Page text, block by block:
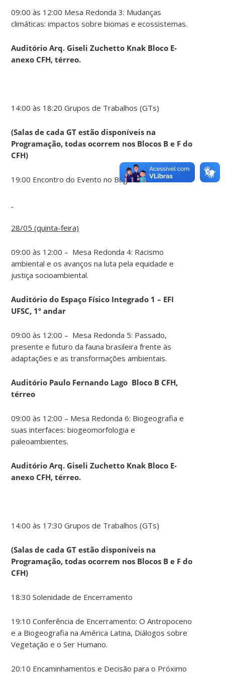
09:00 às 12:00 Mesa Redonda 3: Mudanças
climáticas: impactos sobre biomas e ecossistemas.
Auditório Arq. Giseli Zuchetto Knak Bloco E-
anexo CFH, térreo.
14:00 às 18:20 Grupos de Trabalhos (GTs)
(Salas de cada GT estão disponíveis na
Programação, todas ocorrem nos Blocos B e F do
CFH)
19:00 Encontro do Evento no Bugio Trindade.
28/05 (quinta-feira)
09:00 às 12:00 – Mesa Redonda 4: Racismo
ambiental e os avanços na luta pela equidade e
justiça socioambiental.
Auditório do Espaço Físico Integrado 1 – EFI
UFSC, 1º andar
09:00 às 12:00 – Mesa Redonda 5: Passado,
presente e futuro da fauna brasileira frente às
adaptações e as transformações ambientais.
Auditório Paulo Fernando Lago Bloco B CFH,
térreo
09:00 às 12:00 – Mesa Redonda 6: Biogeografia e
suas interfaces: biogeomorfologia e
paleoambientes.
Auditório Arq. Giseli Zuchetto Knak Bloco E-
anexo CFH, térreo.
14:00 às 17:30 Grupos de Trabalhos (GTs)
(Salas de cada GT estão disponíveis na
Programação, todas ocorrem nos Blocos B e F do
CFH)
18:30 Solenidade de Encerramento
19:10 Conferência de Encerramento: O Antropoceno
e a Biogeografia na América Latina, Diálogos sobre
Vegetação e o Ser Humano.
20:10 Encaminhamentos e Decisão para o Próximo